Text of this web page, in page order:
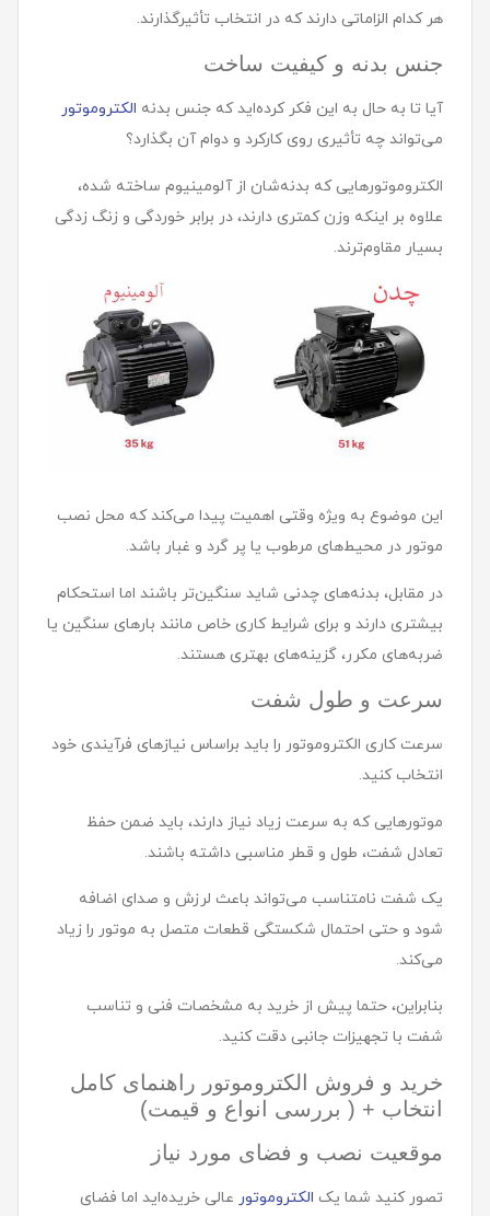
هر کدام الزاماتی دارند که در انتخاب تأثیرگذارند.
جنس بدنه و کیفیت ساخت
آیا تا به حال به این فکر کرده‌اید که جنس بدنه الکتروموتور
می‌تواند چه تأثیری روی کارکرد و دوام آن بگذارد؟
الکتروموتورهایی که بدنه‌شان از آلومینیوم ساخته شده،
علاوه بر اینکه وزن کمتری دارند، در برابر خوردگی و زنگ زدگی
بسیار مقاوم‌ترند.
این موضوع به ویژه وقتی اهمیت پیدا می‌کند که محل نصب
موتور در محیط‌های مرطوب یا پر گرد و غبار باشد.
در مقابل، بدنه‌های چدنی شاید سنگین‌تر باشند اما استحکام
بیشتری دارند و برای شرایط کاری خاص مانند بارهای سنگین یا
ضربه‌های مکرر، گزینه‌های بهتری هستند.
سرعت و طول شفت
سرعت کاری الکتروموتور را باید براساس نیازهای فرآیندی خود
انتخاب کنید.
موتورهایی که به سرعت زیاد نیاز دارند، باید ضمن حفظ
تعادل شفت، طول و قطر مناسبی داشته باشند.
یک شفت نامتناسب می‌تواند باعث لرزش و صدای اضافه
شود و حتی احتمال شکستگی قطعات متصل به موتور را زیاد
می‌کند.
بنابراین، حتما پیش از خرید به مشخصات فنی و تناسب
شفت با تجهیزات جانبی دقت کنید.
خرید و فروش الکتروموتور راهنمای کامل
انتخاب + ( بررسی انواع و قیمت)
موقعیت نصب و فضای مورد نیاز
تصور کنید شما یک الکتروموتور عالی خریده‌اید اما فضای